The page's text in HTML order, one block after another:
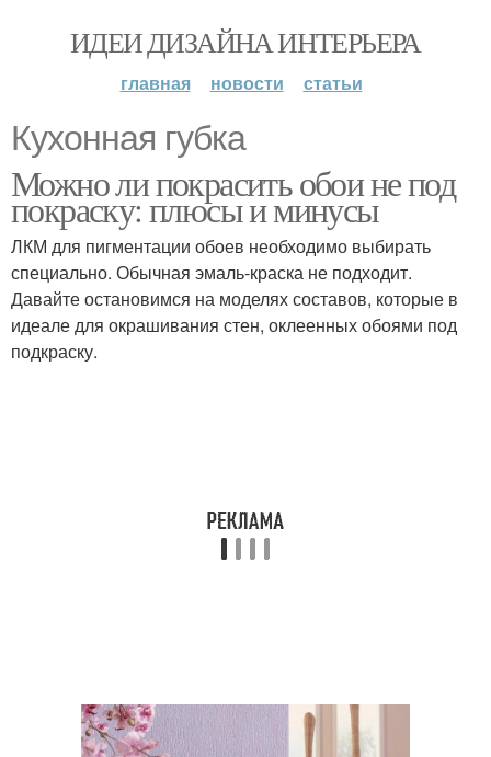
ИДЕИ ДИЗАЙНА ИНТЕРЬЕРА
главная новости статьи
Кухонная губка
Можно ли покрасить обои не под
покраску: плюсы и минусы
ЛКМ для пигментации обоев необходимо выбирать
специально. Обычная эмаль-краска не подходит.
Давайте остановимся на моделях составов, которые в
идеале для окрашивания стен, оклеенных обоями под
подкраску.